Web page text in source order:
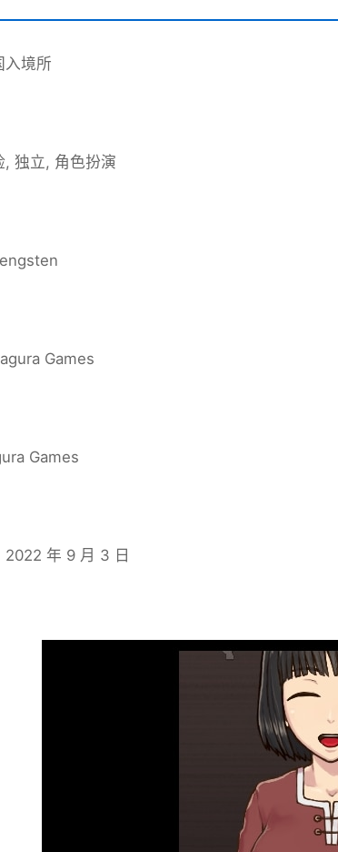
入境所
, 独立, 角色扮演
Games
Games
2022 年 9 月 3 日